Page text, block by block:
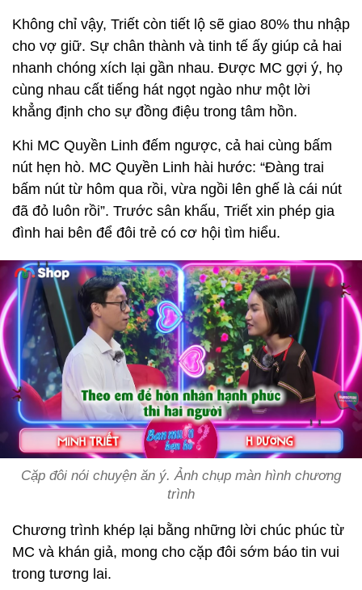
Không chỉ vậy, Triết còn tiết lộ sẽ giao 80% thu nhập
cho vợ giữ. Sự chân thành và tinh tế ấy giúp cả hai
nhanh chóng xích lại gần nhau. Được MC gợi ý, họ
cùng nhau cất tiếng hát ngọt ngào như một lời
khẳng định cho sự đồng điệu trong tâm hồn.
Khi MC Quyền Linh đếm ngược, cả hai cùng bấm
nút hẹn hò. MC Quyền Linh hài hước: “Đàng trai
bấm nút từ hôm qua rồi, vừa ngồi lên ghế là cái nút
đã đỏ luôn rồi”. Trước sân khấu, Triết xin phép gia
đình hai bên để đôi trẻ có cơ hội tìm hiểu.
Cặp đôi nói chuyện ăn ý. Ảnh chụp màn hình chương
trình
Chương trình khép lại bằng những lời chúc phúc từ
MC và khán giả, mong cho cặp đôi sớm báo tin vui
trong tương lai.